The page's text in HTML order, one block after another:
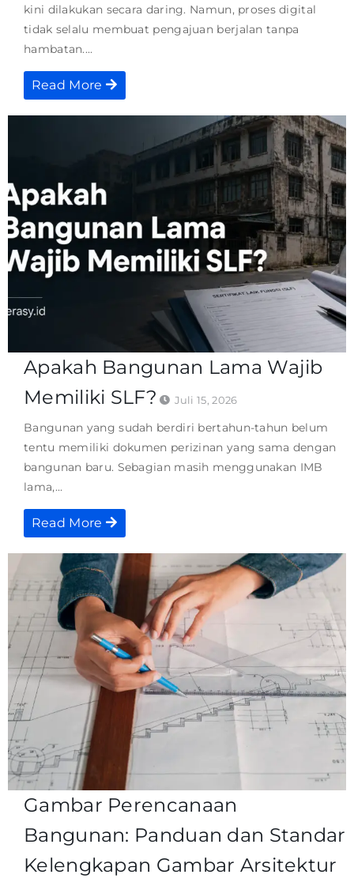
kini dilakukan secara daring. Namun, proses digital
tidak selalu membuat pengajuan berjalan tanpa
hambatan....
Read More
Apakah Bangunan Lama Wajib
Memiliki SLF?
Juli 15, 2026
Bangunan yang sudah berdiri bertahun-tahun belum
tentu memiliki dokumen perizinan yang sama dengan
bangunan baru. Sebagian masih menggunakan IMB
lama,...
Read More
Gambar Perencanaan
Bangunan: Panduan dan Standar
Kelengkapan Gambar Arsitektur